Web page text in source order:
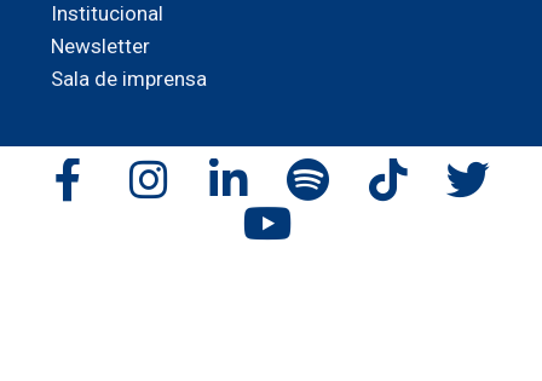
Institucional
Newsletter
Sala de imprensa